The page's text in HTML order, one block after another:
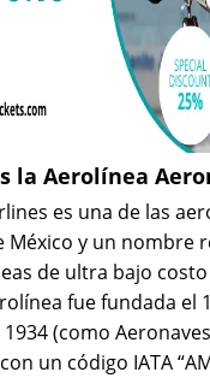
la Aerolínea
es una de las
México y un nombre
de ultra bajo
fue fundada el
(como
un código IATA